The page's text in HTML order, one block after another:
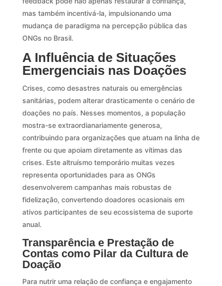
mas também incentivá-la, impulsionando uma
mudança de paradigma na percepção pública das
ONGs no Brasil.
A Influência de Situações
Emergenciais nas Doações
Crises, como desastres naturais ou emergências
sanitárias, podem alterar drasticamente o cenário de
doações no país. Nesses momentos, a população
mostra-se extraordianariamente generosa,
contribuindo para organizações que atuam na linha de
frente ou que apoiam diretamente as vítimas das
crises. Este altruísmo temporário muitas vezes
representa oportunidades para as ONGs
desenvolverem campanhas mais robustas de
fidelização, convertendo doadores ocasionais em
ativos participantes de seu ecossistema de suporte
anual.
Transparência e Prestação de
Contas como Pilar da Cultura de
Doação
Para nutrir uma relação de confiança e engajamento